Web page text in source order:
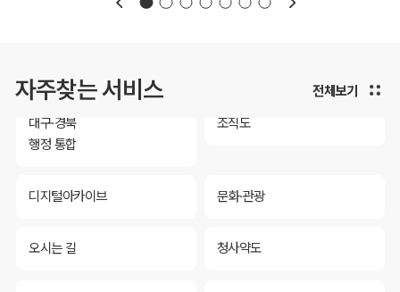
자주찾는 서비스
대구·경북
행정 통합
조직도
디지털아카이브 문화·관광
오시는 길 청사약도
전체보기